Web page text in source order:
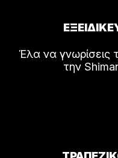
Έλα να γνωρίσεις
την